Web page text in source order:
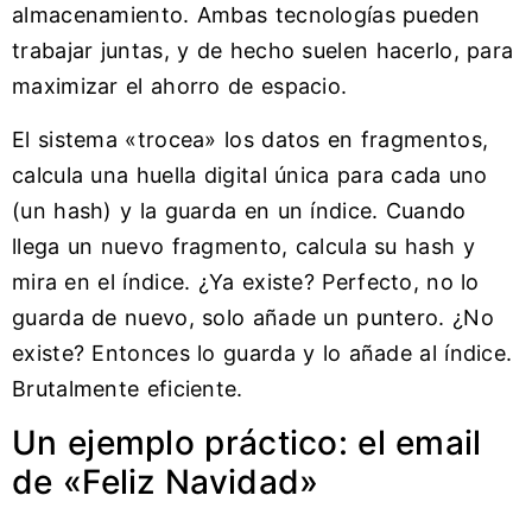
almacenamiento. Ambas tecnologías pueden
trabajar juntas, y de hecho suelen hacerlo, para
maximizar el ahorro de espacio.
El sistema «trocea» los datos en fragmentos,
calcula una huella digital única para cada uno
(un hash) y la guarda en un índice. Cuando
llega un nuevo fragmento, calcula su hash y
mira en el índice. ¿Ya existe? Perfecto, no lo
guarda de nuevo, solo añade un puntero. ¿No
existe? Entonces lo guarda y lo añade al índice.
Brutalmente eficiente.
Un ejemplo práctico: el email
de «Feliz Navidad»